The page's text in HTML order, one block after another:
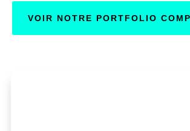
VOIR NOTRE PORTFOLIO